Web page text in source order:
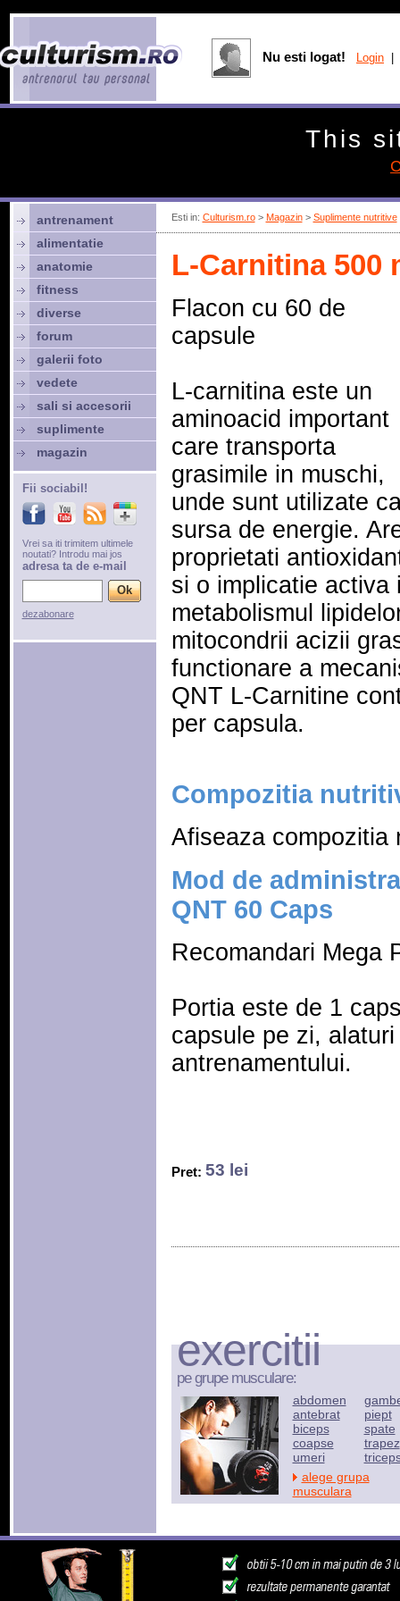
Esti in: Culturism.ro> Magazin> Suplimente nutritive
L-Carnitina 500
Flacon cu 60 de
capsule
L-carnitina este un
aminoacid important
care transporta
grasimile in muschi,
unde sunt utilizate
sursa de energie.
proprietati
si o implicatie activa
metabolismul
mitocondrii acizii
functionare a
QNT L-Carnitine
per capsula.
Compozitia
Afiseaza compozitia
Mod de
QNT 60 Caps
Recomandari Mega
Portia este de 1
capsule pe zi,
antrenamentului.
Pret: 53 lei
exercitii
pe grupe musculare:
abdomen
antebrat
biceps
coapse
umeri
piept
spate
trapez
alege grupa
musculara
antrenament
alimentatie
anatomie
fitness
diverse
forum
galerii foto
vedete
sali si accesorii
suplimente
magazin
Fii sociabil!
Vrei sa iti trimitem ultimele
noutati? Introdu mai jos
adresa ta de e-mail
dezabonare
Nu esti logat! Login
This